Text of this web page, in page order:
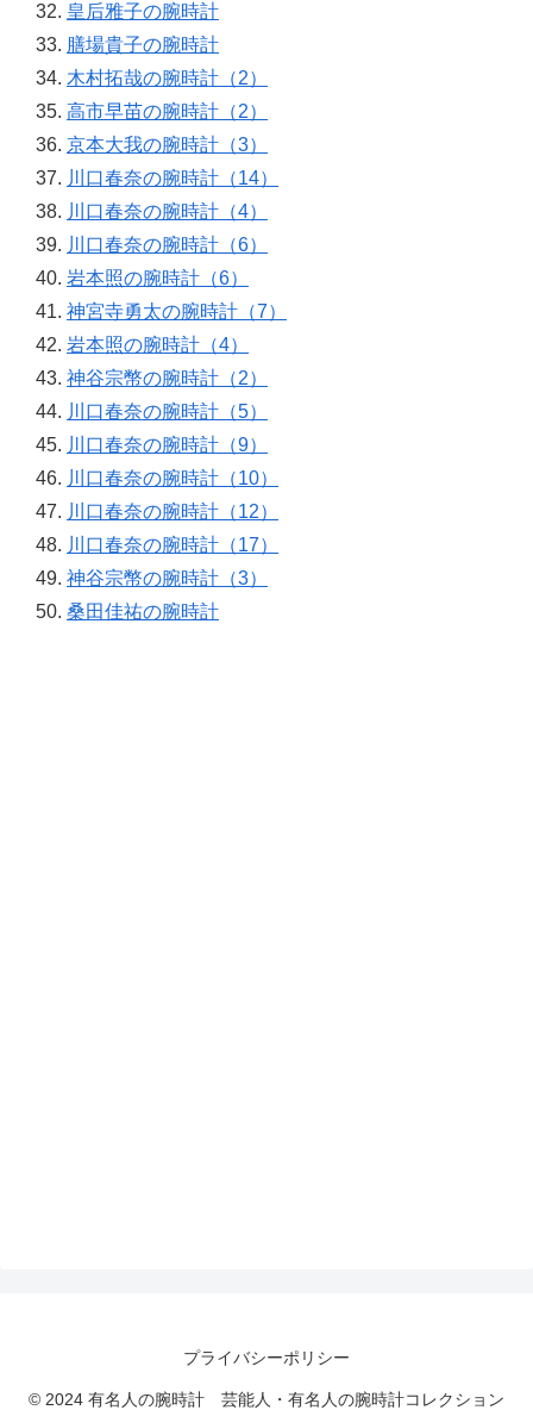
皇后雅子の腕時計
膳場貴子の腕時計
木村拓哉の腕時計（2）
高市早苗の腕時計（2）
京本大我の腕時計（3）
川口春奈の腕時計（14）
川口春奈の腕時計（4）
川口春奈の腕時計（6）
岩本照の腕時計（6）
神宮寺勇太の腕時計（7）
岩本照の腕時計（4）
神谷宗幣の腕時計（2）
川口春奈の腕時計（5）
川口春奈の腕時計（9）
川口春奈の腕時計（10）
川口春奈の腕時計（12）
川口春奈の腕時計（17）
神谷宗幣の腕時計（3）
桑田佳祐の腕時計
プライバシーポリシー
© 2024 有名人の腕時計 芸能人・有名人の腕時計コレクション